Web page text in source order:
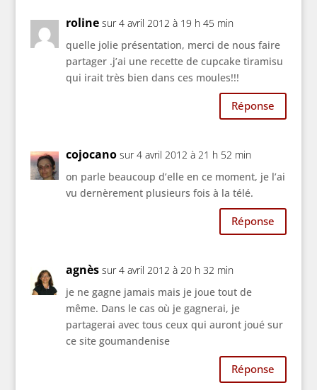
roline sur 4 avril 2012 à 19 h 45 min
quelle jolie présentation, merci de nous faire
partager .j’ai une recette de cupcake tiramisu
qui irait très bien dans ces moules!!!
Réponse
cojocano sur 4 avril 2012 à 21 h 52 min
on parle beaucoup d’elle en ce moment, je l’ai
vu dernèrement plusieurs fois à la télé.
Réponse
agnès sur 4 avril 2012 à 20 h 32 min
je ne gagne jamais mais je joue tout de
même. Dans le cas où je gagnerai, je
partagerai avec tous ceux qui auront joué sur
ce site goumandenise
Réponse